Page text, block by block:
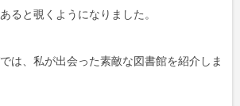
ると覗くようになりました。
は、私が出会った素敵な図書館を紹介しま